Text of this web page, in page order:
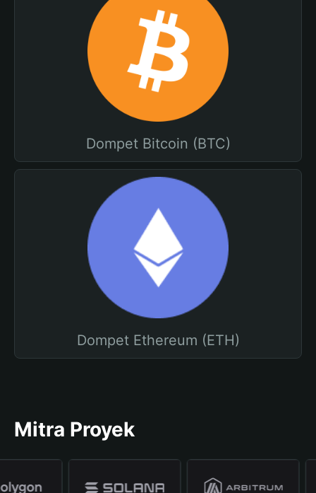
Dompet Bitcoin (BTC)
Dompet Ethereum (ETH)
Mitra Proyek